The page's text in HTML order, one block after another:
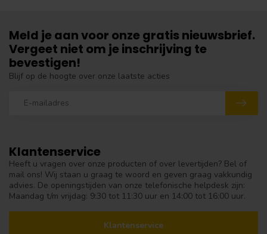
Klantenservice
Heeft u vragen over onze producten of over levertijden? Bel of
mail ons! Wij staan u graag te woord en geven graag vakkundig
advies. De openingstijden van onze telefonische helpdesk zijn:
Maandag t/m vrijdag: 9:30 tot 11:30 uur en 14:00 tot 16:00 uur.
Klantenservice
Meld je aan voor onze gratis nieuwsbrief.
Vergeet niet om je inschrijving te
bevestigen!
Blijf op de hoogte over onze laatste acties